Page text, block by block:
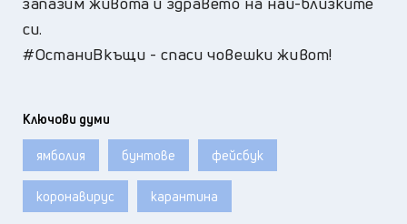
си.
#ОстаниВкъщи - спаси човешки живот!
Ключови думи
ямболия бунтове фейсбук
коронавирус карантина